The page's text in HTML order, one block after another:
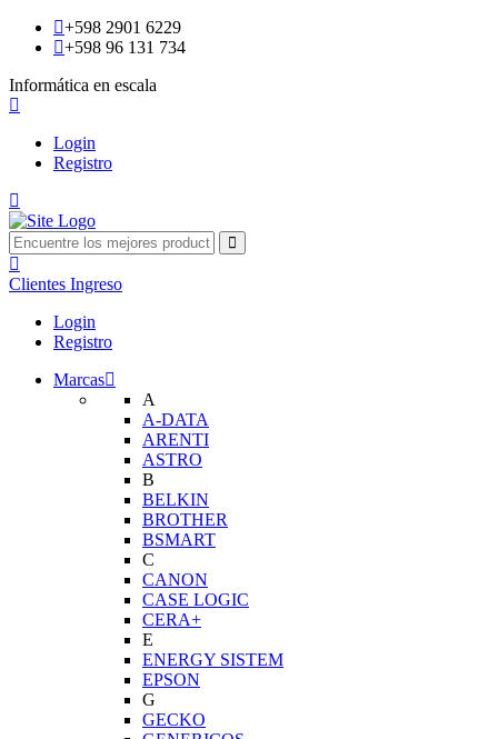
+598 2901 6229
+598 96 131 734
Informática en escala
Login
Registro
Clientes Ingreso
Login
Registro
Marcas
A
A-DATA
ARENTI
ASTRO
B
BELKIN
BROTHER
BSMART
C
CANON
CASE LOGIC
CERA+
E
ENERGY SISTEM
EPSON
G
GECKO